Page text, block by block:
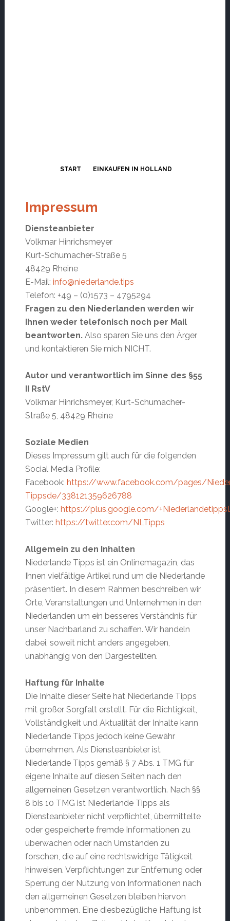
START EINKAUFEN IN HOLLAND
Impressum
Diensteanbieter
Volkmar Hinrichsmeyer
Kurt-Schumacher-Straße 5
48429 Rheine
E-Mail: info@niederlande.tips
Telefon: +49 – (0)1573 – 4795294
Fragen zu den Niederlanden werden wir
Ihnen weder telefonisch noch per Mail
beantworten.Also sparen Sie uns den Ärger
und kontaktieren Sie mich NICHT.
Autor und verantwortlich im Sinne des §55
II RstV
Volkmar Hinrichsmeyer, Kurt-Schumacher-
Straße 5, 48429 Rheine
Soziale Medien
Dieses Impressum gilt auch für die folgenden
Social Media Profile:
Facebook: https://www.facebook.com/pages/
Tippsde/338121359626788
Google+: https://plus.google.com/
Twitter: https://twitter.com/NLTipps
Allgemein zu den Inhalten
Niederlande Tipps ist ein Onlinemagazin, das
Ihnen vielfältige Artikel rund um die Niederlande
präsentiert. In diesem Rahmen beschreiben wir
Orte, Veranstaltungen und Unternehmen in den
Niederlanden um ein besseres Verständnis für
unser Nachbarland zu schaffen. Wir handeln
dabei, soweit nicht anders angegeben,
unabhängig von den Dargestellten.
Haftung für Inhalte
Die Inhalte dieser Seite hat Niederlande Tipps
mit großer Sorgfalt erstellt. Für die Richtigkeit,
Vollständigkeit und Aktualität der Inhalte kann
Niederlande Tipps jedoch keine Gewähr
übernehmen. Als Diensteanbieter ist
Niederlande Tipps gemäß § 7 Abs. 1 TMG für
eigene Inhalte auf diesen Seiten nach den
allgemeinen Gesetzen verantwortlich. Nach §§
8 bis 10 TMG ist Niederlande Tipps als
Diensteanbieter nicht verpflichtet, übermittelte
oder gespeicherte fremde Informationen zu
überwachen oder nach Umständen zu
forschen, die auf eine rechtswidrige Tätigkeit
hinweisen. Verpflichtungen zur Entfernung oder
Sperrung der Nutzung von Informationen nach
den allgemeinen Gesetzen bleiben hiervon
unbenommen. Eine diesbezügliche Haftung ist